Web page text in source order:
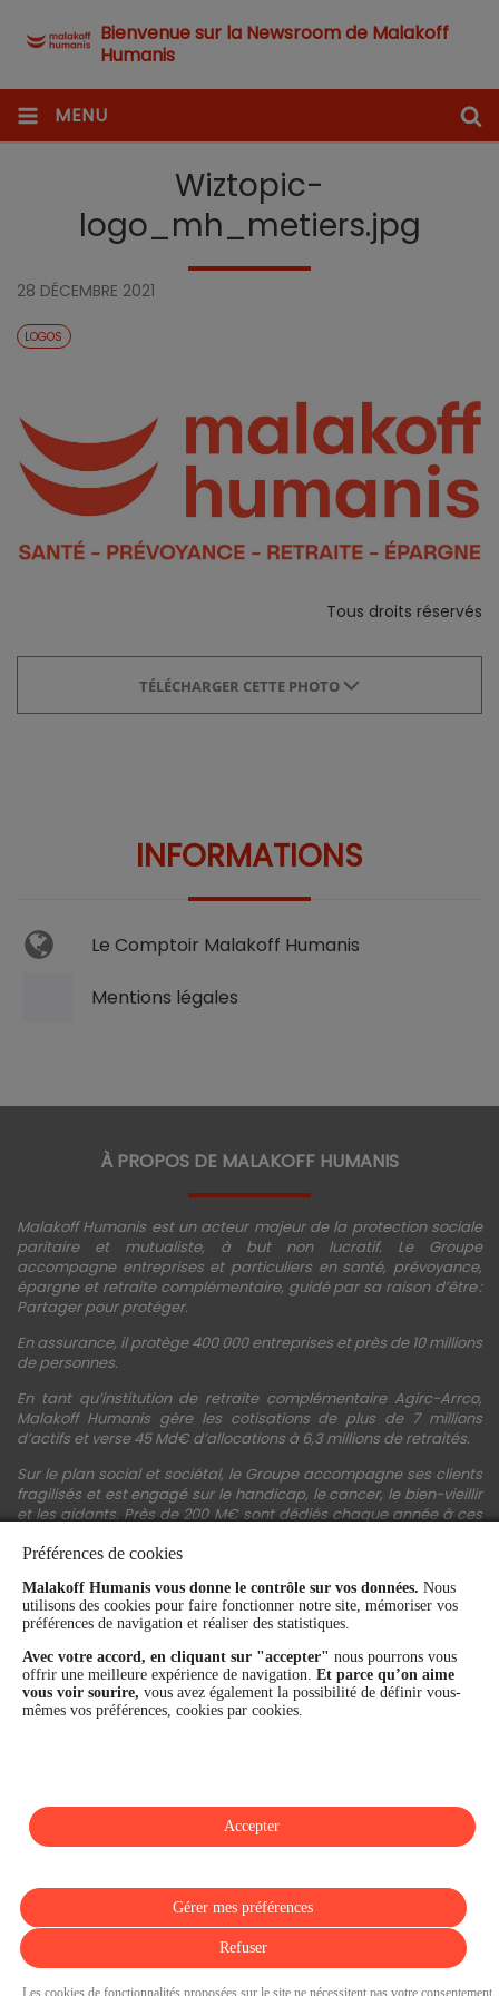
Bienvenue sur la Newsroom de Malakoff
Humanis
MENU
Wiztopic-
logo_mh_metiers.jpg
28 DÉCEMBRE 2021
LOGOS
Tous droits réservés
TÉLÉCHARGER CETTE PHOTO
INFORMATIONS
Le Comptoir Malakoff Humanis
Mentions légales
À PROPOS DE MALAKOFF HUMANIS
Malakoff Humanis est un acteur majeur de la protection sociale
paritaire et mutualiste, à but non lucratif. Le Groupe
accompagne entreprises et particuliers en santé, prévoyance,
épargne et retraite complémentaire, guidé par sa raison d’être :
Partager pour protéger.
En assurance, il protège 400 000 entreprises et près de 10 millions
de personnes.
En tant qu’institution de retraite complémentaire Agirc-Arrco,
Malakoff Humanis gère les cotisations de plus de 7 millions
d’actifs et verse 45 Md€ d’allocations à 6,3 millions de retraités.
Sur le plan social et sociétal, le Groupe accompagne ses clients
fragilisés et est engagé sur le handicap, le cancer, le bien-vieillir
et les aidants. Près de 200 M€ sont dédiés chaque année à ces
financière et la performance du Groupe sont confirmées par une
notation A+ attribuée depuis 4 ans par S&P Global Ratings et
Fitch Ratings. Sur les plans extra-financiers, Malakoff Humanis
figure parmi les 2% des entreprises les mieux notées au monde
en matière de critères RSE (Ecovadis, niveau Gold - 81/100 en
2026). Enfin, Malakoff Humanis est certifié Top Employer France
par le Top Employers Institute depuis 3 ans.
Préférences de cookies
Malakoff Humanis vous donne le contrôle sur vos données. Nous
utilisons des cookies pour faire fonctionner notre site, mémoriser vos
préférences de navigation et réaliser des statistiques.
Avec votre accord, en cliquant sur "accepter" nous pourrons vous
offrir une meilleure expérience de navigation. Et parce qu’on aime
vous voir sourire, vous avez également la possibilité de définir vous-
mêmes vos préférences, cookies par cookies.
Les cookies de fonctionnalités proposées sur le site ne nécessitent pas votre consentement
Refuser
Gérer mes préférences
Accepter